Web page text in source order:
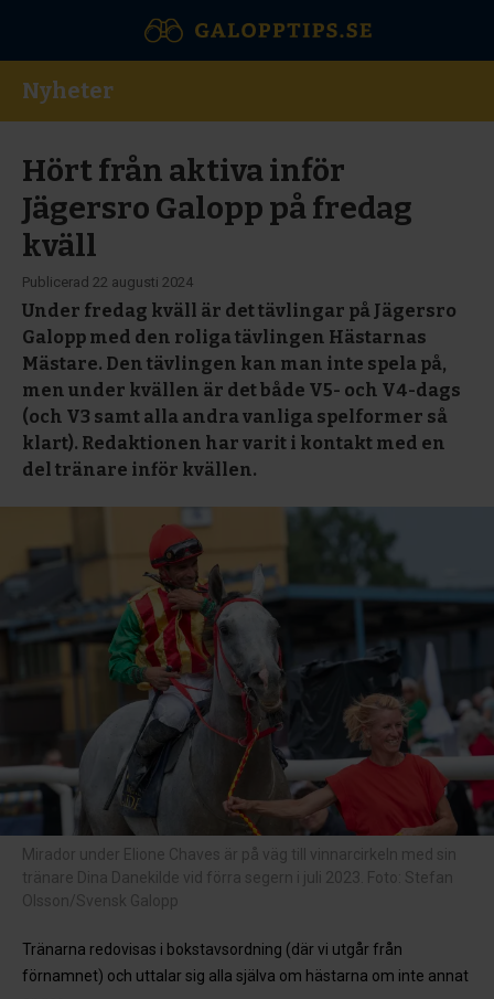
Nyheter
Hört från aktiva inför
Jägersro Galopp på fredag
kväll
Publicerad 22 augusti 2024
Under fredag kväll är det tävlingar på Jägersro
Galopp med den roliga tävlingen Hästarnas
Mästare. Den tävlingen kan man inte spela på,
men under kvällen är det både V5- och V4-dags
(och V3 samt alla andra vanliga spelformer så
klart). Redaktionen har varit i kontakt med en
del tränare inför kvällen.
Mirador under Elione Chaves är på väg till vinnarcirkeln med sin
tränare Dina Danekilde vid förra segern i juli 2023. Foto: Stefan
Olsson/Svensk Galopp
Tränarna redovisas i bokstavsordning (där vi utgår från
förnamnet) och uttalar sig alla själva om hästarna om inte annat